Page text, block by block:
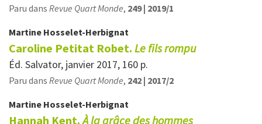
Paru dans Revue Quart Monde, 249 | 2019/1
Martine Hosselet-Herbignat
Caroline Petitat Robet. Le fils rompu
Éd. Salvator, janvier 2017, 160 p.
Paru dans Revue Quart Monde, 242 | 2017/2
Martine Hosselet-Herbignat
Hannah Kent.À la grâce des hommes